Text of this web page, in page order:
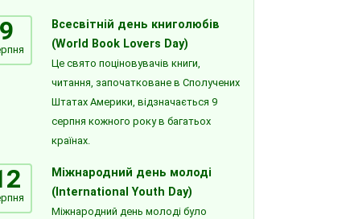
9
Всесвітній день книголюбів
(World Book Lovers Day)
Це свято поціновувачів книги,
читання, започатковане в Сполучених
Штатах Америки, відзначається 9
серпня кожного року в багатьох
країнах.
Міжнародний день молоді
(International Youth Day)
Міжнародний день молоді було